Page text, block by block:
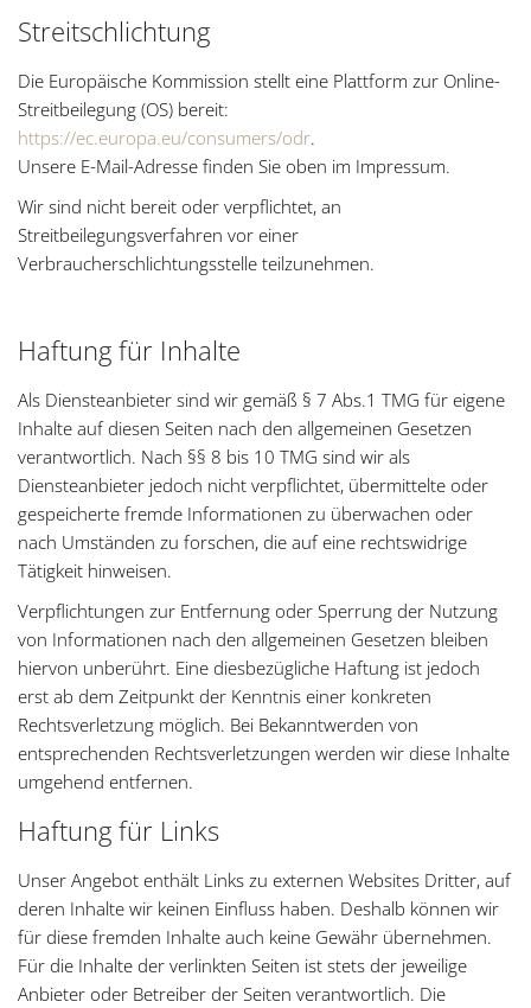
Streitschlichtung
Die Europäische Kommission stellt eine Plattform zur Online-
Streitbeilegung (OS) bereit:
https://ec.europa.eu/consumers/odr.
Unsere E-Mail-Adresse finden Sie oben im Impressum.
Wir sind nicht bereit oder verpflichtet, an
Streitbeilegungsverfahren vor einer
Verbraucherschlichtungsstelle teilzunehmen.
Haftung für Inhalte
Als Diensteanbieter sind wir gemäß § 7 Abs.1 TMG für eigene
Inhalte auf diesen Seiten nach den allgemeinen Gesetzen
verantwortlich. Nach §§ 8 bis 10 TMG sind wir als
Diensteanbieter jedoch nicht verpflichtet, übermittelte oder
gespeicherte fremde Informationen zu überwachen oder
nach Umständen zu forschen, die auf eine rechtswidrige
Tätigkeit hinweisen.
Verpflichtungen zur Entfernung oder Sperrung der Nutzung
von Informationen nach den allgemeinen Gesetzen bleiben
hiervon unberührt. Eine diesbezügliche Haftung ist jedoch
erst ab dem Zeitpunkt der Kenntnis einer konkreten
Rechtsverletzung möglich. Bei Bekanntwerden von
entsprechenden Rechtsverletzungen werden wir diese Inhalte
umgehend entfernen.
Haftung für Links
Unser Angebot enthält Links zu externen Websites Dritter, auf
deren Inhalte wir keinen Einfluss haben. Deshalb können wir
für diese fremden Inhalte auch keine Gewähr übernehmen.
Für die Inhalte der verlinkten Seiten ist stets der jeweilige
Anbieter oder Betreiber der Seiten verantwortlich. Die